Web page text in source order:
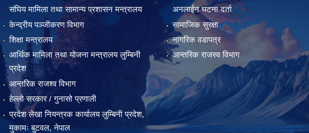
संघिय मामिला तथा सामान्य प्रशासन मन्त्रालय
केन्द्रीय पञ्जीकरण विभाग
शिक्षा मन्त्रालय
आर्थिक मामिला तथा योजना मन्त्रालय लुम्बिनी
प्रदेश
आन्तरिक राजश्व विभाग
हेल्लो सरकार / गुनासो प्रणाली
प्रदेश लेखा नियन्त्रक कार्यालय लुम्बिनी प्रदेश,
मुकामः बुटवल, नेपाल
अनलाईन घटना दर्ता
सामाजिक सुरक्षा
नागरिक वडापत्र
आन्तरिक राजस्व विभाग